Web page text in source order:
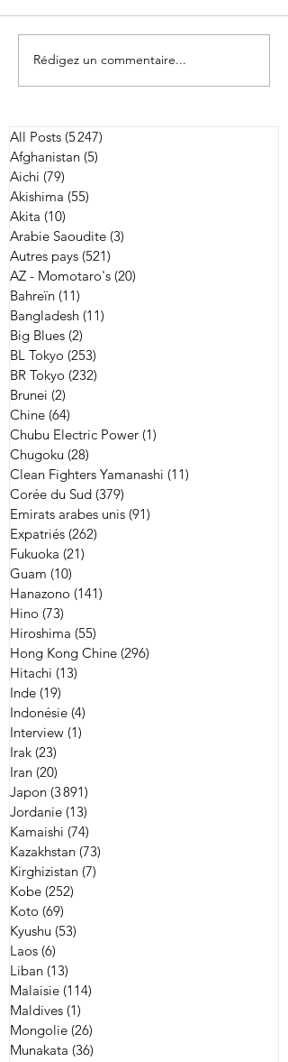
Andrew Ellis nommé
entraîneur-chef de Kobe
Rédigez un commentaire...
All Posts (5 247)
Afghanistan (5)
Aichi (79)
Akishima (55)
Akita (10)
Arabie Saoudite (3)
Autres pays (521)
AZ - Momotaro's (20)
Bahreïn (11)
Bangladesh (11)
Big Blues (2)
BL Tokyo (253)
BR Tokyo (232)
Brunei (2)
Chine (64)
Chubu Electric Power (1)
Chugoku (28)
Clean Fighters Yamanashi (11)
Corée du Sud (379)
Emirats arabes unis (91)
Expatriés (262)
Fukuoka (21)
Guam (10)
Hanazono (141)
Hino (73)
Hiroshima (55)
Hong Kong Chine (296)
Hitachi (13)
Inde (19)
Indonésie (4)
Interview (1)
Irak (23)
Iran (20)
Japon (3 891)
Jordanie (13)
Kamaishi (74)
Kazakhstan (73)
Kirghizistan (7)
Kobe (252)
Koto (69)
Kyushu (53)
Laos (6)
Liban (13)
Malaisie (114)
Maldives (1)
Mongolie (26)
Munakata (36)